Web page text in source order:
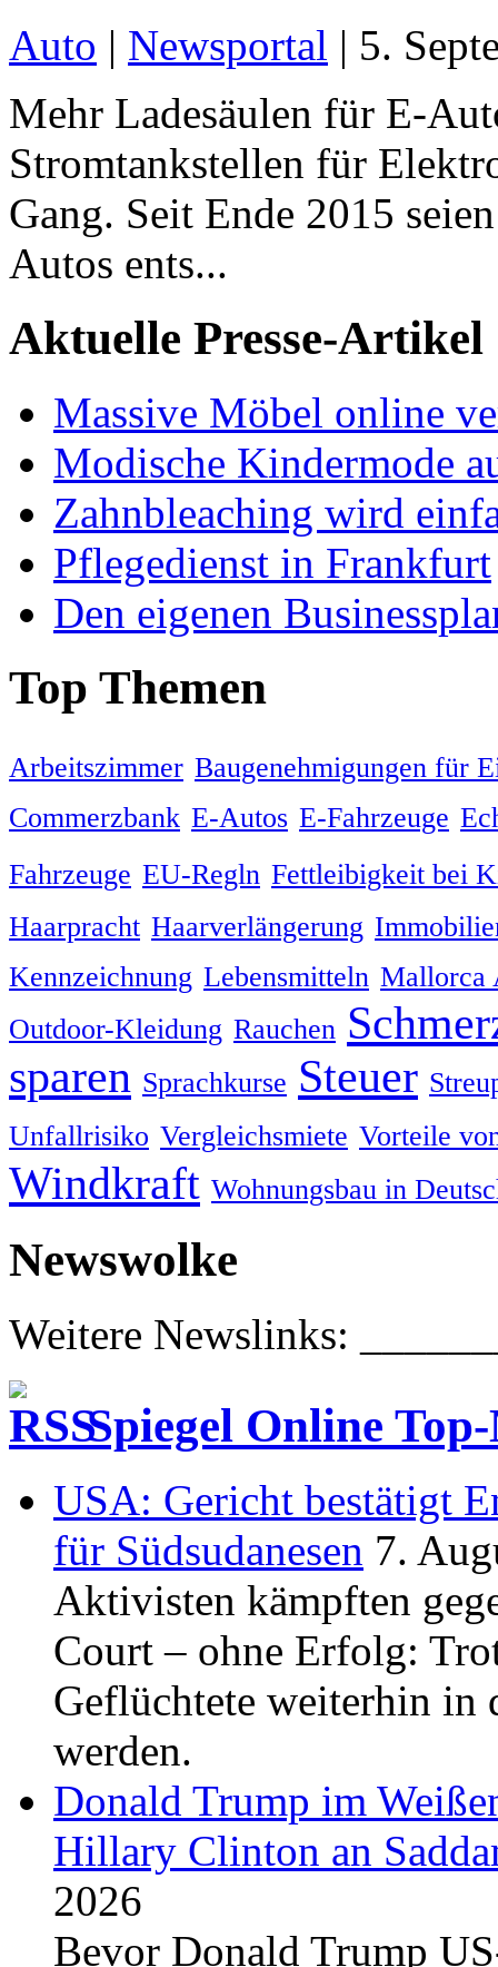
Auto | Newsportal | 5.
Mehr Ladesäulen für E-
Stromtankstellen für
Gang. Seit Ende 2015
Autos ents...
Aktuelle Presse-Artikel
Massive Möbel online
Modische Kindermode
Zahnbleaching wird
Pflegedienst in Frankfurt
Den eigenen
Top Themen
Arbeitszimmer Baugenehmigungen für
Commerzbank E-Autos E-Fahrzeuge
Fahrzeuge EU-Regln Fettleibigkeit bei
Haarpracht Haarverlängerung
Kennzeichnung Lebensmitteln Mallorca
Outdoor-Kleidung Rauchen
sparen Sprachkurse Steuer
Unfallrisiko Vergleichsmiete Vorteile
Windkraft Wohnungsbau in
Newswolke
Weitere Newslinks:
Spiegel Online
USA: Gericht bestätigt
für Südsudanesen 7.
Aktivisten kämpften
Court – ohne Erfolg:
Geflüchtete weiterhin in
werden.
Donald Trump im
Hillary Clinton an
2026
Bevor Donald Trump